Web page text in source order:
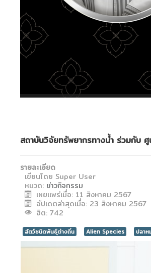
สถาบันวิจัยทรัพยากรทางน้ำ ร่วมกับ
รายละเอียด
เขียนโดย Super User
หมวด: ข่าวกิจกรรม
เผยแพร่เมื่อ: 11 สิงหาคม 2567
อัปเดตล่าสุดเมื่อ: 23 สิงหาคม 2567
ฮิต: 742
สัตว์ชนิดพันธุ์ต่างถิ่น Alien Species ปลาห